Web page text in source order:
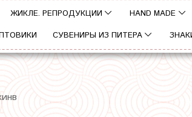
ЖИКЛЕ. РЕПРОДУКЦИИ HAND MADE
СУВЕНИРЫ ИЗ ПИТЕРА